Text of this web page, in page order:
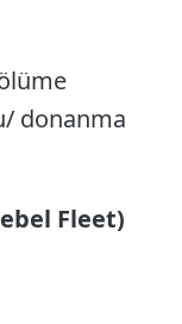
donanma
Fleet)